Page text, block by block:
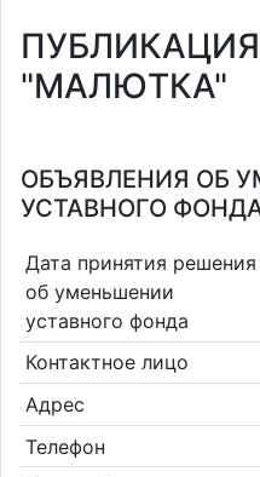
"МАЛЮТКА"
ОБЪЯВЛЕНИЯ ОБ
УСТАВНОГО
Дата принятия решения
об уменьшении
уставного фонда
Контактное лицо
Адрес
Телефон